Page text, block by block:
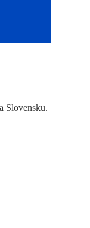
Slovensku.